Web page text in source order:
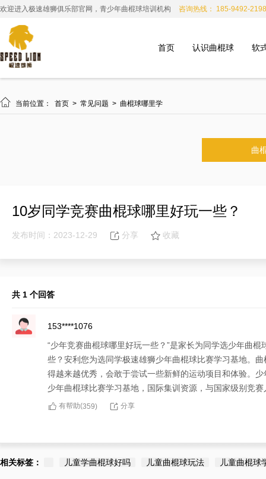
欢迎进入极速雄狮俱乐部官网，青少年曲棍球培训机构 咨询热线： 185-9492-2198
首页 认识曲棍球 软
 当前位置： 首页 > 常见问题 > 曲棍球哪里学
曲
10岁同学竞赛曲棍球哪里好玩一些？
发布时间：2023-12-29 分享 收藏
共 1 个回答
153****1076
“少年竞赛曲棍球哪里好玩一些？”是家长为同学选少年曲
些？安利您为选同学极速雄狮少年曲棍球比赛学习基地。
得越来越优秀，会敢于尝试一些新鲜的运动项目和体验。
少年曲棍球比赛学习基地，国际集训资源，与国家级别竞
有帮助(359) 分享
相关标签： 儿童学曲棍球好吗 儿童曲棍球玩法 儿童曲棍球